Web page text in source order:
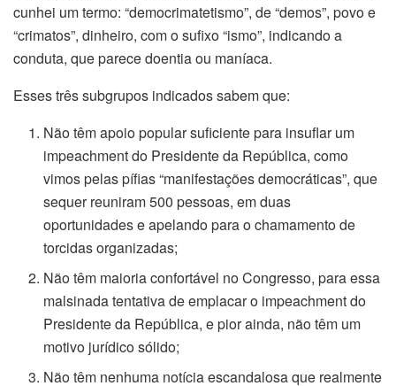
cunhei um termo: “democrimatetismo”, de “demos”, povo e
“crimatos”, dinheiro, com o sufixo “ismo”, indicando a
conduta, que parece doentia ou maníaca.
Esses três subgrupos indicados sabem que:
Não têm apoio popular suficiente para insuflar um
impeachment do Presidente da República, como
vimos pelas pífias “manifestações democráticas”, que
sequer reuniram 500 pessoas, em duas
oportunidades e apelando para o chamamento de
torcidas organizadas;
Não têm maioria confortável no Congresso, para essa
malsinada tentativa de emplacar o impeachment do
Presidente da República, e pior ainda, não têm um
motivo jurídico sólido;
Não têm nenhuma notícia escandalosa que realmente